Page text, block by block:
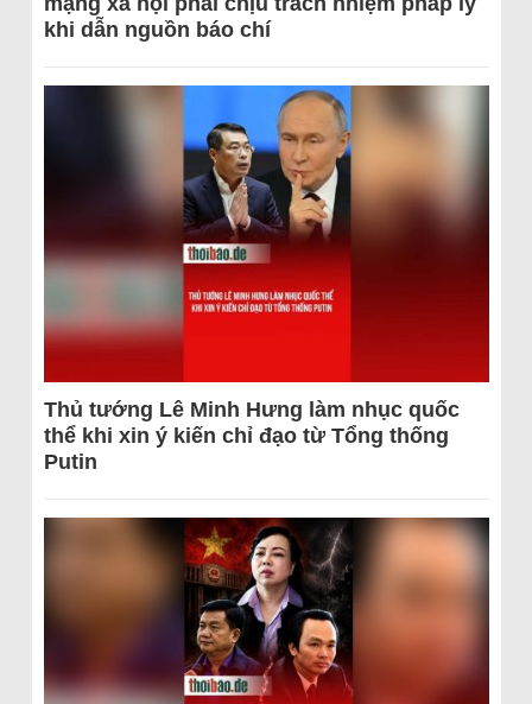
khi dẫn nguồn báo chí
Thủ tướng Lê Minh Hưng làm nhục quốc
thể khi xin ý kiến chỉ đạo từ Tổng thống
Putin